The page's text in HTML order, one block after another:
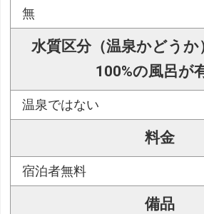
無
水質区分（温泉かどうか
100%の風呂が
温泉ではない
料金
宿泊者無料
備品